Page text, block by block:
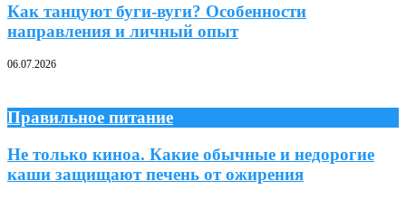
Как танцуют буги-вуги? Особенности
направления и личный опыт
06.07.2026
Правильное питание
Не только киноа. Какие обычные и недорогие
каши защищают печень от ожирения